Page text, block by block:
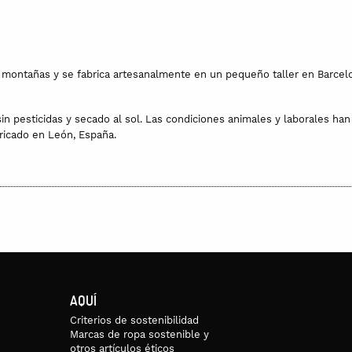
y se fabrica artesanalmente en un pequeño taller en
pesticidas y secado al sol. Las condiciones animales y laborales
en León, España.
AQUÍ
Criterios de sostenibilidad
Marcas de ropa sostenible y
otros artículos éticos